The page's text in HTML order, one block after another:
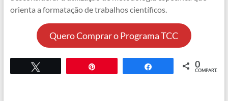
orienta a formatação de trabalhos científicos.
Quero Comprar o Programa TCC
0
COMPART.